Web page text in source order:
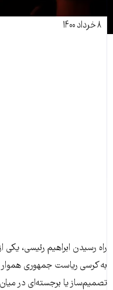
۸ خرداد ۱۴۰۰
راه رسیدن ابراهیم رئیسی،
به کرسی ریاست جمهوری
تصمیم‌ساز یا برجسته‌ای در